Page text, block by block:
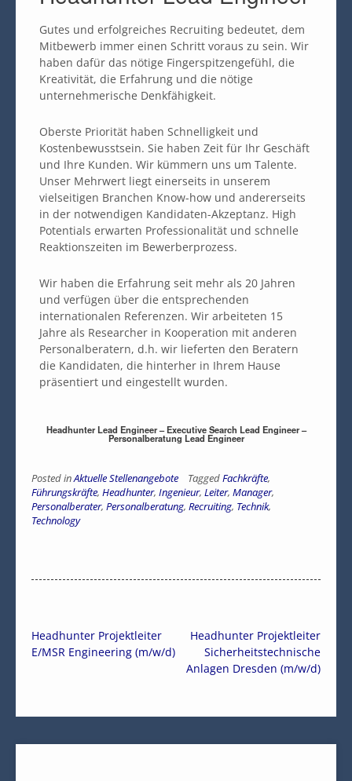
Gutes und erfolgreiches Recruiting bedeutet, dem
Mitbewerb immer einen Schritt voraus zu sein. Wir
haben dafür das nötige Fingerspitzengefühl, die
Kreativität, die Erfahrung und die nötige
unternehmerische Denkfähigkeit.
Oberste Priorität haben Schnelligkeit und
Kostenbewusstsein. Sie haben Zeit für Ihr Geschäft
und Ihre Kunden. Wir kümmern uns um Talente.
Unser Mehrwert liegt einerseits in unserem
vielseitigen Branchen Know-how und andererseits
in der notwendigen Kandidaten-Akzeptanz. High
Potentials erwarten Professionalität und schnelle
Reaktionszeiten im Bewerberprozess.
Wir haben die Erfahrung seit mehr als 20 Jahren
und verfügen über die entsprechenden
internationalen Referenzen. Wir arbeiteten 15
Jahre als Researcher in Kooperation mit anderen
Personalberatern, d.h. wir lieferten den Beratern
die Kandidaten, die hinterher in Ihrem Hause
präsentiert und eingestellt wurden.
Headhunter Lead Engineer – Executive Search Lead Engineer –
Personalberatung Lead Engineer
Posted inAktuelle Stellenangebote TaggedFachkräfte,
Führungskräfte, Headhunter, Ingenieur, Leiter, Manager,
Personalberater, Personalberatung, Recruiting, Technik,
Technology
Headhunter Projektleiter
E/MSR Engineering (m/w/d)
Headhunter Projektleiter
Sicherheitstechnische
Anlagen Dresden (m/w/d)